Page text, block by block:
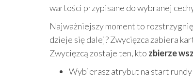
wartości przypisane do wybranej
Najważniejszy moment to
dzieje się dalej? Zwycięzca zabiera
Zwycięzcą zostaje ten, kto zbierze
Wybierasz atrybut na start rundy